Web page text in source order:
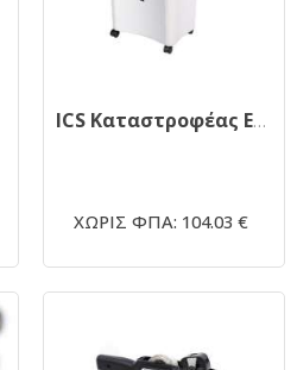
ICS Καταστροφέας Εγγράφων SD 9101
ΧΩΡΙΣ ΦΠΑ: 104.03 €